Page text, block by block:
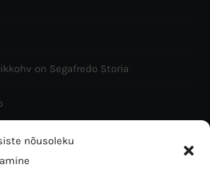
nõusoleku
on Segafredo Storia
aastapäeva!